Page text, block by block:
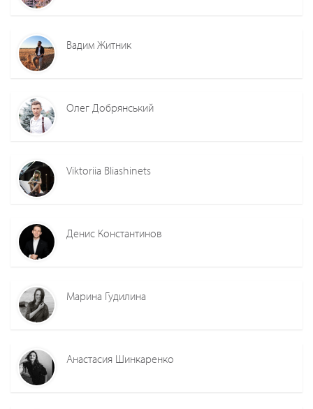
Вадим Житник
Олег Добрянський
Viktoriia Bliashinets
Денис Константинов
Марина Гудилина
Анастасия Шинкаренко